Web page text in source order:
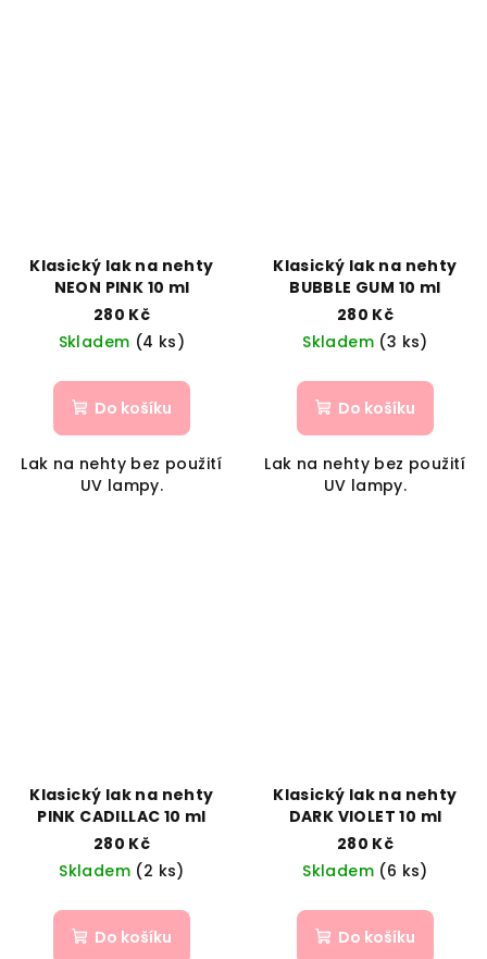
Klasický lak na nehty
NEON PINK 10 ml
280 Kč
Skladem (4 ks)
Do košíku
Lak na nehty bez použití
UV lampy.
Klasický lak na nehty
BUBBLE GUM 10 ml
280 Kč
Skladem (3 ks)
Do košíku
Lak na nehty bez použití
UV lampy.
Klasický lak na nehty
PINK CADILLAC 10 ml
280 Kč
Skladem (2 ks)
Do košíku
Klasický lak na nehty
DARK VIOLET 10 ml
280 Kč
Skladem (6 ks)
Do košíku